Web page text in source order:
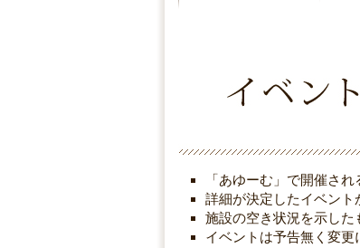
「あゆーむ」で開催さ
詳細が決定したイベント
施設の空き状況を示した
イベントは予告無く変更
04:00